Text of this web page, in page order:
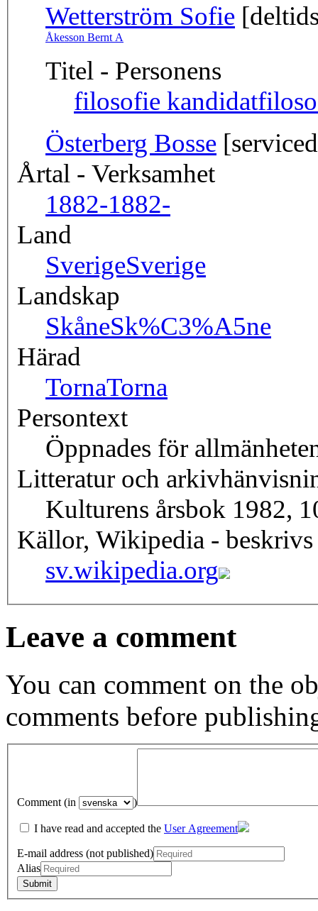
Wetterström Sofie
Åkesson Bernt A
Titel - Personens
filosofie kandidat
Österberg Bosse
Årtal - Verksamhet
1882-1882-
Land
SverigeSverige
Landskap
SkåneSk%C3%A5ne
Härad
TornaTorna
Persontext
Öppnades för
Litteratur och
Kulturens årsbok 1982,
Källor, Wikipedia - beskrivs
sv.wikipedia.org
Leave a comment
You can comment on the
comments before
Comment (in )
I have read and accepted the User Agreement
E-mail address (not published)
Alias